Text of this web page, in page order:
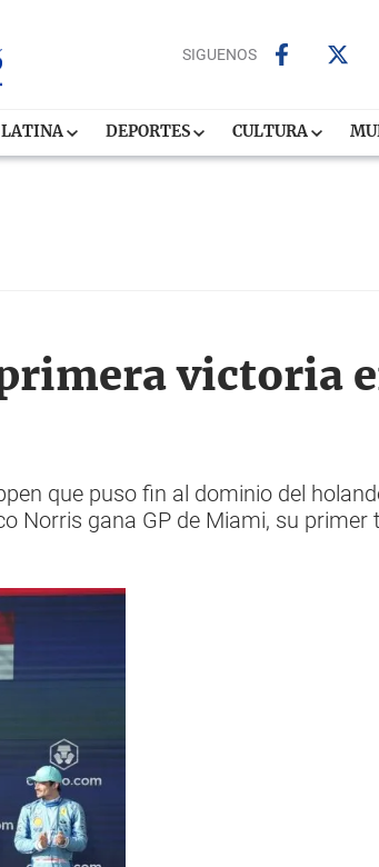
SIGUENOS
LATINA DEPORTES CULTURA
victoria
que puso fin al dominio del
Norris gana GP de Miami, su primer